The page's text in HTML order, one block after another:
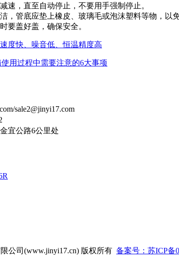
，直至自动停止，不要用手强制停止。
管底应垫上橡皮、玻璃毛或泡沫塑料等物，以免
盖好盖，确保安全。
度快、噪音低、恒温精度高
用过程中需要注意的6大事项
sale2@jinyi17.com
宜公路6公里处
公司(www.jinyi17.cn) 版权所有 备案号：苏ICP备